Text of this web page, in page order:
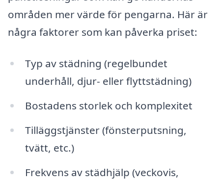
områden mer värde för pengarna. Här är
några faktorer som kan påverka priset:
Typ av städning (regelbundet
underhåll, djur- eller flyttstädning)
Bostadens storlek och komplexitet
Tilläggstjänster (fönsterputsning,
tvätt, etc.)
Frekvens av städhjälp (veckovis,